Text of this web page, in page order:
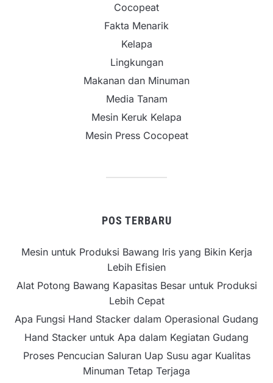
Cocopeat
Fakta Menarik
Kelapa
Lingkungan
Makanan dan Minuman
Media Tanam
Mesin Keruk Kelapa
Mesin Press Cocopeat
POS TERBARU
Mesin untuk Produksi Bawang Iris yang Bikin Kerja
Lebih Efisien
Alat Potong Bawang Kapasitas Besar untuk Produksi
Lebih Cepat
Apa Fungsi Hand Stacker dalam Operasional Gudang
Hand Stacker untuk Apa dalam Kegiatan Gudang
Proses Pencucian Saluran Uap Susu agar Kualitas
Minuman Tetap Terjaga